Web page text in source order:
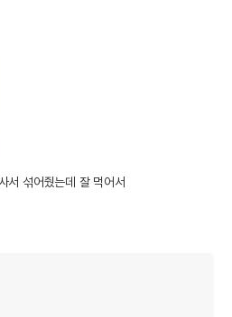
서 섞어줬는데 잘 먹어서